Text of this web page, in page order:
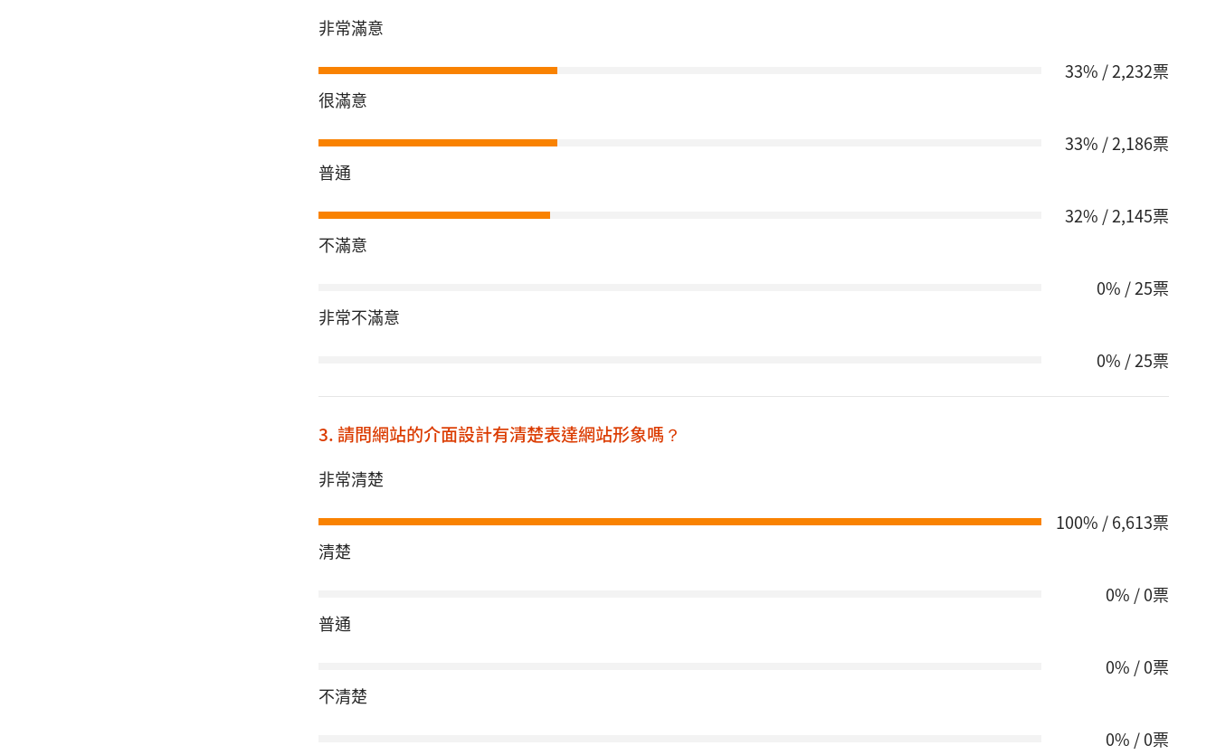
非常滿意
33% / 2,232票
很滿意
33% / 2,186票
普通
32% / 2,145票
不滿意
0% / 25票
非常不滿意
0% / 25票
3. 請問網站的介面設計有清楚表達網站形象嗎？
非常清楚
100% / 6,613票
清楚
0% / 0票
普通
0% / 0票
不清楚
0% / 0票